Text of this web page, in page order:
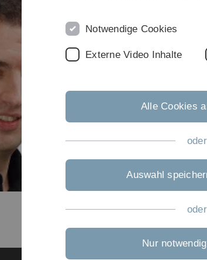
Notwendige Cookies
Externe Video Inhalte
Alle Cookies
oder
Auswahl
oder
Nur